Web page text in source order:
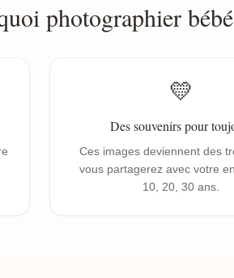
photographier
💛
Des souvenirs pour
Ces images deviennent des
vous partagerez avec votre
10, 20, 30 ans.